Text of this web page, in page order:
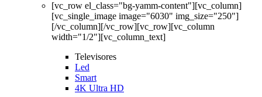
[vc_row el_class="bg-yamm-content"][vc_column]
[vc_single_image image="6030" img_size="250"]
[/vc_column][/vc_row][vc_row][vc_column
width="1/2"][vc_column_text]
Televisores
Led
Smart
4K Ultra HD